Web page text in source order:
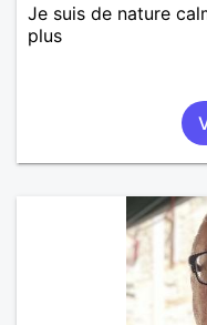
Je suis de nature
plus